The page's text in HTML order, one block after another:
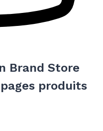
Brand Store
produits